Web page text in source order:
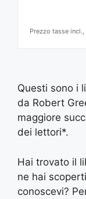
Prezzo tasse
Questi sono i
da Robert
maggiore
dei lettori*.
Hai trovato il
ne hai
conoscevi?